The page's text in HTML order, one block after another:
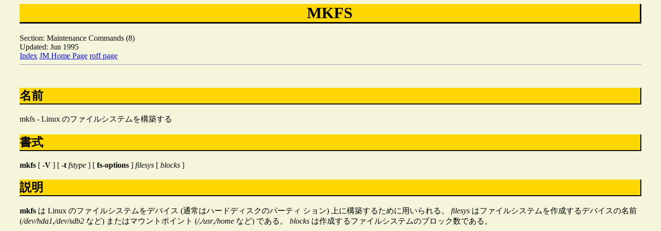
MKFS
Section: Maintenance Commands (8)
Updated: Jun 1995
Index JM Home Page roff page
名前
mkfs - Linux のファイルシステムを構築する
書式
mkfs [-V ] [-t fstype ] [fs-options ]filesys [blocks ]
説明
mkfs は Linux のファイルシステムをデバイス (通常はハードディスクのパーティ ション) 上に構築するために用いられる。filesys はファイルシステムを作成するデバイスの名前
(/dev/hda1,/dev/sdb2 など) またはマウントポイント (/,/usr,/home など) である。blocks は作成するファイルシステムのブロック数である。